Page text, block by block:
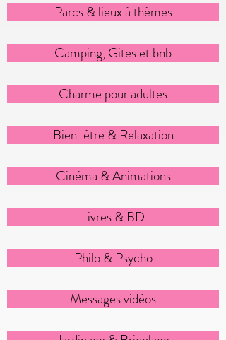
Parcs & lieux à thèmes
Camping, Gites et bnb
Charme pour adultes
Bien-être & Relaxation
Cinéma & Animations
Livres & BD
Philo & Psycho
Messages vidéos